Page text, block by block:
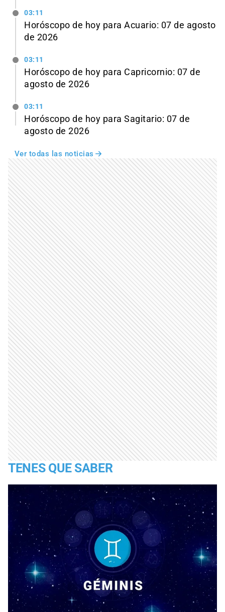
03:11
Horóscopo de hoy para Acuario: 07 de agosto
de 2026
03:11
Horóscopo de hoy para Capricornio: 07 de
agosto de 2026
03:11
Horóscopo de hoy para Sagitario: 07 de
agosto de 2026
Ver todas las noticias
TENES QUE SABER